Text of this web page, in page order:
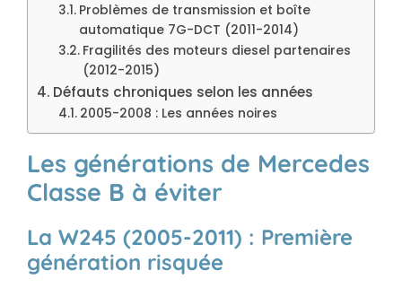
Problèmes de transmission et boîte
automatique 7G-DCT (2011-2014)
Fragilités des moteurs diesel partenaires
(2012-2015)
Défauts chroniques selon les années
2005-2008 : Les années noires
Les générations de Mercedes
Classe B à éviter
La W245 (2005-2011) : Première
génération risquée